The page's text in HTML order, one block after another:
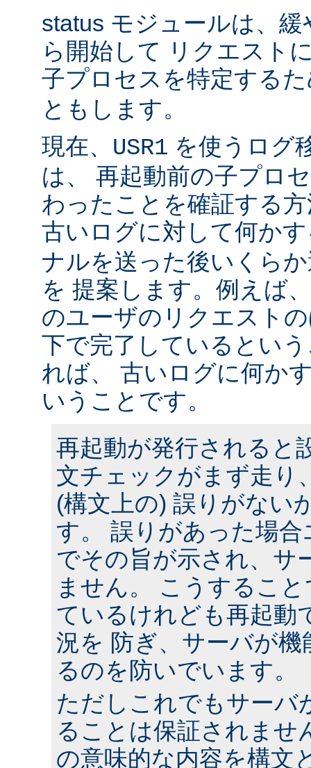
status モジュールは、
ら開始して リクエスト
子プロセスを特定する
ともします。
現在、 USR1 を使うログ
は、 再起動前の子プロ
わったことを確証する
古いログに対して何か
ナルを送った後いくら
を 提案します。例えば
のユーザのリクエスト
下で完了しているとい
れば、 古いログに何か
いうことです。
再起動が発行されると
文チェックがまず走り
(構文上の) 誤りがない
す。 誤りがあった場
でその旨が示され、サ
ません。 こうするこ
ているけれども再起動
況を 防ぎ、サーバが
るのを防いでいます。
ただしこれでもサーバ
ることは保証されませ
の意味的な内容を構文